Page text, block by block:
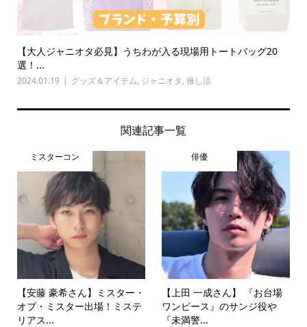
【大人ジャニオタ必見】うちわが入る現場用トートバッグ20
選！...
2024.01.19 グッズ＆アイテム, ジャニオタ, 推し活
関連記事一覧
ミスターコン
【安藤 豪希さん】ミスター・
オブ・ミスター出場！ミステ
リアス...
俳優
【上田 一成さん】 『お台場
ワンピース』のサンジ役や
『未満警...